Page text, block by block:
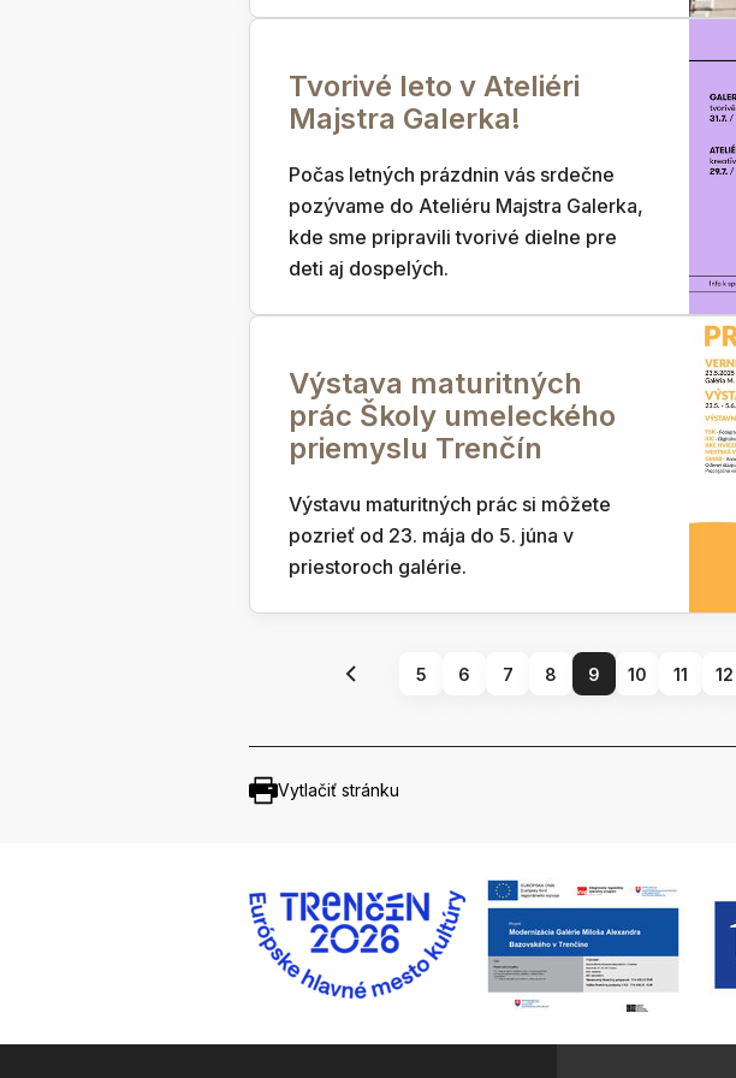
Tvorivé leto v Ateliéri
Majstra Galerka!
Počas letných prázdnin vás srdečne
pozývame do Ateliéru Majstra Galerka,
kde sme pripravili tvorivé dielne pre
deti aj dospelých.
Výstava maturitných
prác Školy umeleckého
priemyslu Trenčín
Výstavu maturitných prác si môžete
pozrieť od 23. mája do 5. júna v
priestoroch galérie.
5 6 7 8 9 10 11 12
Vytlačiť stránku